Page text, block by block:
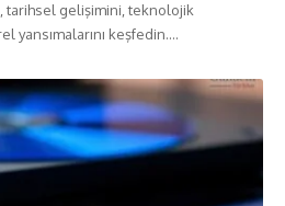
tarihsel gelişimini, teknolojik
yansımalarını keşfedin.…